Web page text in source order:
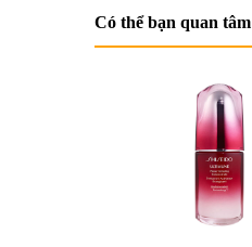
Có thể bạn quan tâm